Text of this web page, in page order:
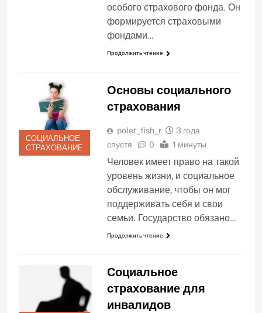
особого страхового фонда. Он
формируется страховыми
фондами…
Продолжить чтение
СОЦИАЛЬНОЕ
СТРАХОВАНИЕ
Основы социального
страхования
polet_fish_r
3 года
спустя
0 1 минуты
Человек имеет право на такой
уровень жизни, и социальное
обслуживание, чтобы он мог
поддерживать себя и свои
семьи. Государство обязано…
Продолжить чтение
Социальное
страхование для
инвалидов